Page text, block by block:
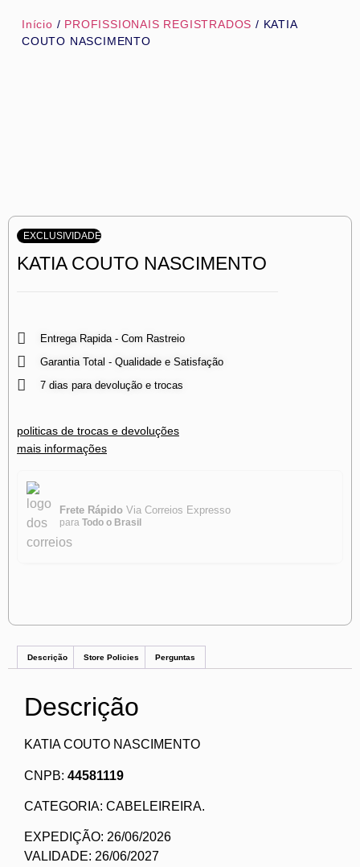
Início / PROFISSIONAIS REGISTRADOS / KATIA
COUTO NASCIMENTO
EXCLUSIVIDADE
KATIA COUTO NASCIMENTO
Entrega Rapida - Com Rastreio
Garantia Total - Qualidade e Satisfação
7 dias para devolução e trocas
politicas de trocas e devoluções
mais informações
Frete Rápido Via Correios Expresso
para Todo o Brasil
Descrição Store Policies Perguntas
Descrição
KATIA COUTO NASCIMENTO
CNPB: 44581119
CATEGORIA: CABELEIREIRA.
EXPEDIÇÃO: 26/06/2026
VALIDADE: 26/06/2027